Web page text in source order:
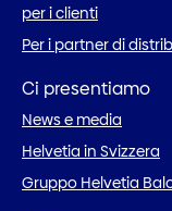
per i clienti
Per i partner di
Ci presentiamo
News e media
Helvetia in Svizzera
Gruppo Helvetia